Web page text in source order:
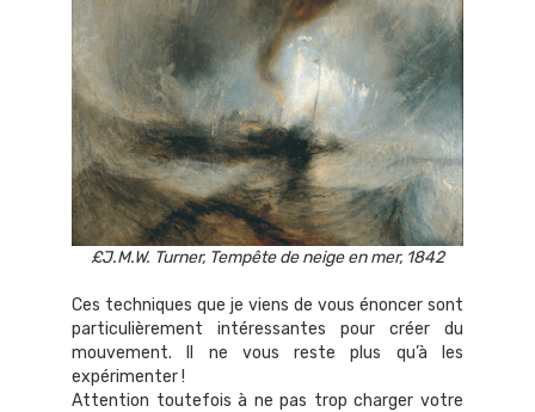
£J.M.W. Turner, Tempête de neige en mer, 1842
Ces techniques que je viens de vous énoncer sont
particulièrement intéressantes pour créer du
mouvement. Il ne vous reste plus qu’à les
expérimenter !
Attention toutefois à ne pas trop charger votre